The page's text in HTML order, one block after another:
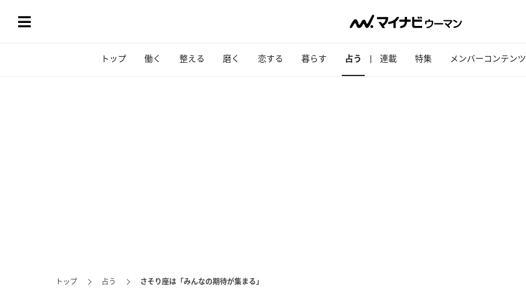
トップ 働く 整える 磨く 恋する 暮らす 占う 連載 特集 メンバーコンテンツ
トップ 占う さそり座は「みんなの期待が集まる」